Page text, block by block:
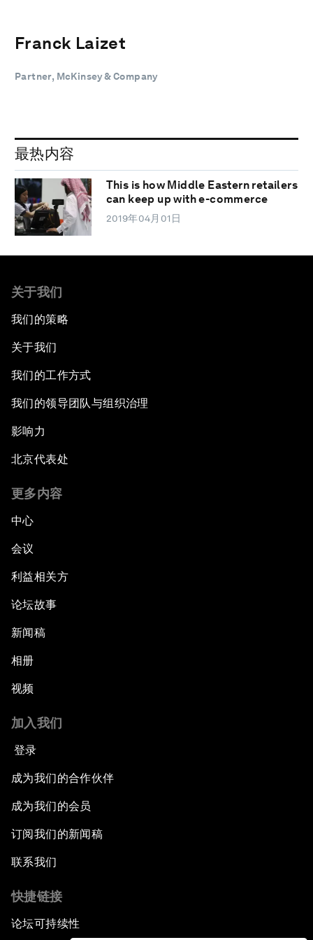
Franck Laizet
Partner, McKinsey & Company
最热内容
This is how Middle Eastern retailers
can keep up with e-commerce
2019年04月01日
关于我们
我们的策略
关于我们
我们的工作方式
我们的领导团队与组织治理
影响力
北京代表处
更多内容
中心
会议
利益相关方
论坛故事
新闻稿
相册
视频
加入我们
登录
成为我们的合作伙伴
成为我们的会员
订阅我们的新闻稿
联系我们
快捷链接
论坛可持续性